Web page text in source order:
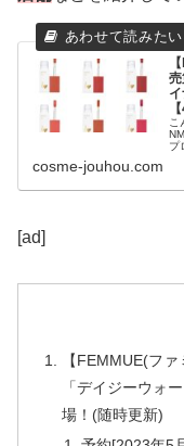
こ
プ
cosme-jouhou.com
[ad]
【FEMMUE(フ
「デイジーウォ
場！(随時更新)